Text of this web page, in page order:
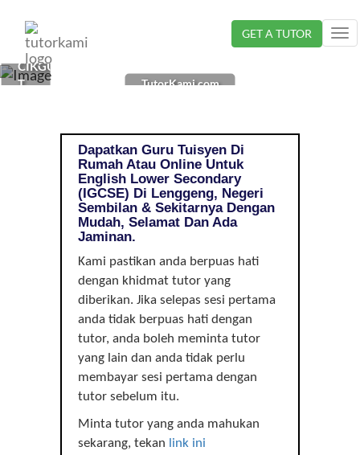
GET A TUTOR
CIKGU
TUISYEN
LENGGENG,
SECONDARY
TutorKami.com
Dapatkan Guru Tuisyen Di
Rumah Atau Online Untuk
English Lower Secondary
(IGCSE) Di Lenggeng, Negeri
Sembilan & Sekitarnya Dengan
Mudah, Selamat Dan Ada
Jaminan.
Kami pastikan anda berpuas hati
dengan khidmat tutor yang
diberikan. Jika selepas sesi pertama
anda tidak berpuas hati dengan
tutor, anda boleh meminta tutor
yang lain dan anda tidak perlu
membayar sesi pertama dengan
tutor sebelum itu.
Minta tutor yang anda mahukan
sekarang, tekan link ini